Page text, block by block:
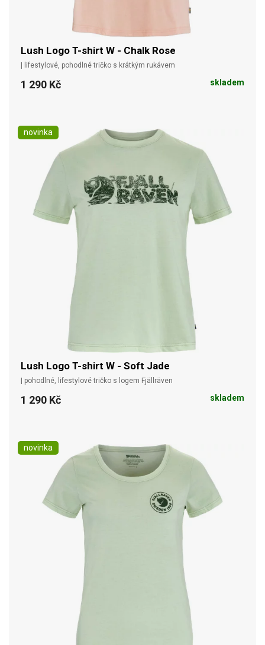
Lush Logo T-shirt W - Chalk Rose
| lifestylové, pohodlné tričko s krátkým rukávem
1 290 Kč skladem
novinka
Lush Logo T-shirt W - Soft Jade
| pohodlné, lifestylové tričko s logem Fjällräven
1 290 Kč skladem
novinka